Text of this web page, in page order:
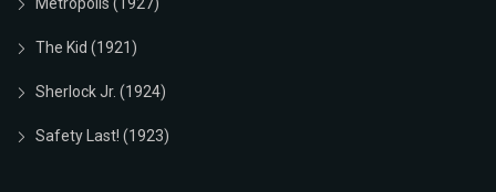
The Kid (1921)
Sherlock Jr. (1924)
Safety Last! (1923)